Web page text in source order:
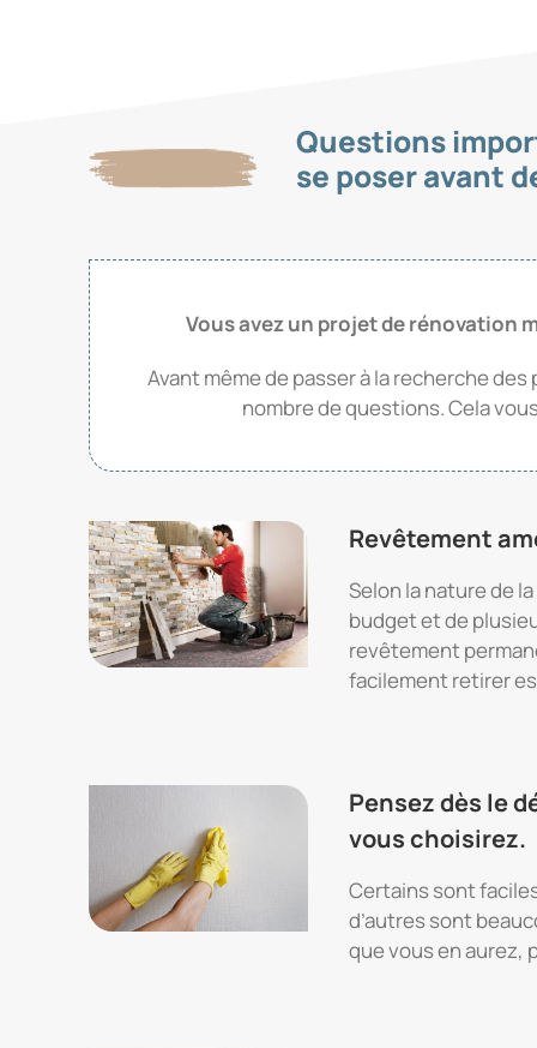
Questions
se poser avant
Vous avez un projet de rénovation
Avant même de passer à la recherche
nombre de questions. Cela
Revêtement
Selon la nature de
budget et de
revêtement
facilement retirer
Pensez dès le
vous choisirez.
Certains sont
d’autres sont
que vous en aurez,